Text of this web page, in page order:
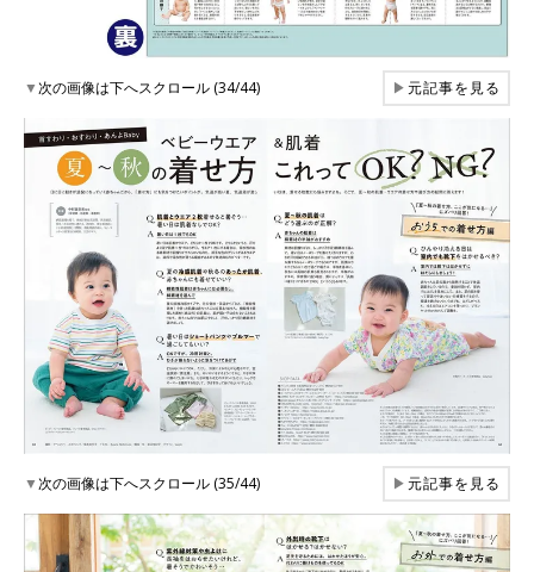
▼次の画像は下へスクロール (34/44) ▶元記事を見る
▼次の画像は下へスクロール (35/44) ▶元記事を見る